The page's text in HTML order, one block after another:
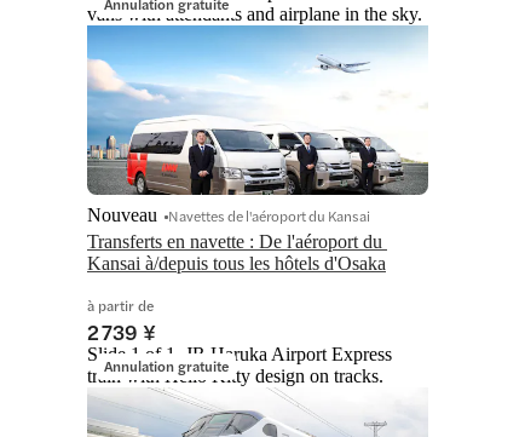
vans with attendants and airplane in the sky.
Transferts en navette : De l'aéroport du
Kansai à/depuis tous les hôtels d'Osaka
Nouveau Navettes de l'aéroport du Kansai
à partir de
2 739 ¥
Annulation gratuite
Slide 1 of 1, JR Haruka Airport Express
train with Hello Kitty design on tracks.